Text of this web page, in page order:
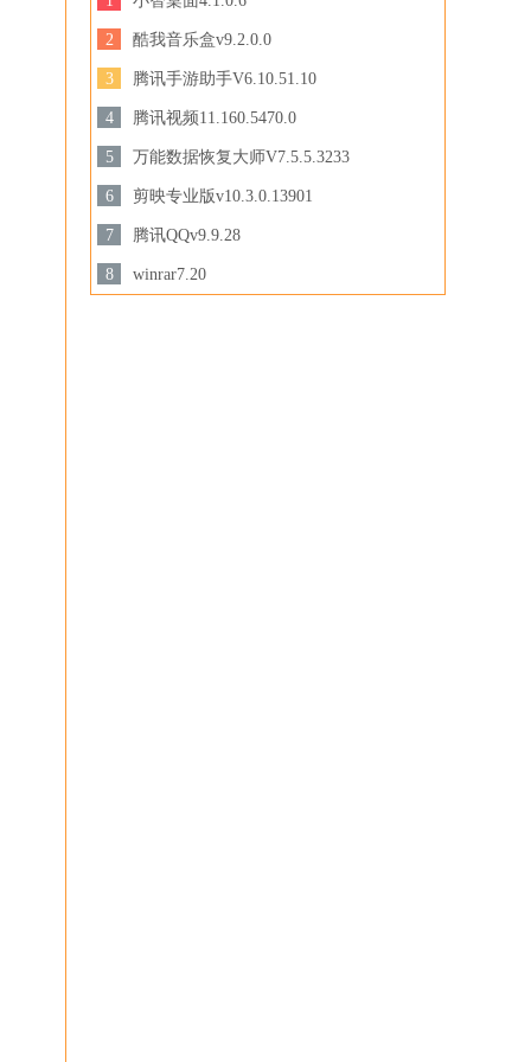
129 MB /
下载
2
酷我音乐盒v9.2.0.0
44.8MB /
3
腾讯手游助手V6.10.51.10
3.44 MB /
下载
4
腾讯视频11.160.5470.0
158.47 MB /
5
万能数据恢复大师V7.5.5.3233
3.28MB /
6
剪映专业版v10.3.0.13901
694.78 MB /
下载
7
腾讯QQv9.9.28
201.87MB /
8
winrar7.20